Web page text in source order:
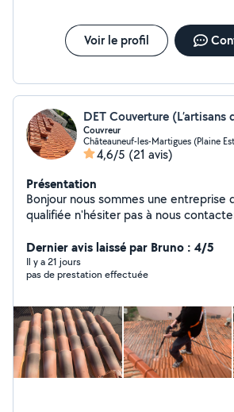
Voir le profil
DET Couverture (L’artisans
Couvreur
Châteauneuf-les-Martigues (Plaine
4,6/5 (21 avis)
Présentation
Bonjour nous sommes une entreprise
qualifiée n'hésiter pas à nous contacter on se
Devis GRATUIT Entreprise père & fils
Dernier avis laissé par Bruno : 4/5
Il y a 21 jours
pas de prestation effectuée